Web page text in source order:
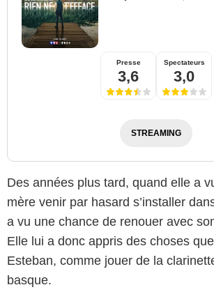
Presse
3,6
Spectateurs
3,0
STREAMING
Des années plus tard, quand elle a
mère venir par hasard s’installer
a vu une chance de renouer avec
Elle lui a donc appris des choses
Esteban, comme jouer de la
basque.